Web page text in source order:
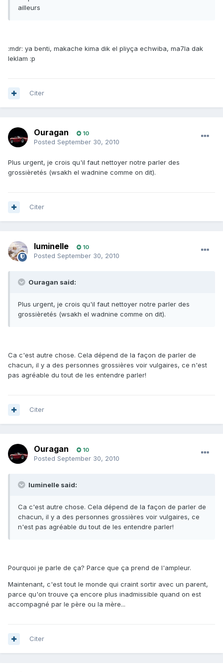
ailleurs
:mdr: ya benti, makache kima dik el pliyça echwiba, ma7la dak
leklam :p
Citer
Ouragan 10
Posted September 30, 2010
Plus urgent, je crois qu'il faut nettoyer notre parler des
grossièretés (wsakh el wadnine comme on dit).
Citer
luminelle 10
Posted September 30, 2010
Ouragan said:
Plus urgent, je crois qu'il faut nettoyer notre parler des
grossièretés (wsakh el wadnine comme on dit).
Ca c'est autre chose. Cela dépend de la façon de parler de
chacun, il y a des personnes grossières voir vulgaires, ce n'est
pas agréable du tout de les entendre parler!
Citer
Ouragan 10
Posted September 30, 2010
luminelle said:
Ca c'est autre chose. Cela dépend de la façon de parler de
chacun, il y a des personnes grossières voir vulgaires, ce
n'est pas agréable du tout de les entendre parler!
Pourquoi je parle de ça? Parce que ça prend de l'ampleur.
Maintenant, c'est tout le monde qui craint sortir avec un parent,
parce qu'on trouve ça encore plus inadmissible quand on est
accompagné par le père ou la mère...
Citer